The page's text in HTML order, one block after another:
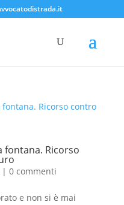
fontana. Ricorso
0 commenti
e non si è mai